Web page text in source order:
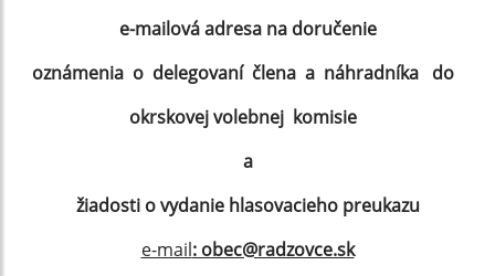
e-mailová adresa na doručenie
oznámenia o delegovaní člena a náhradníka do
okrskovej volebnej komisie
a
žiadosti o vydanie hlasovacieho preukazu
e-mail: obec@radzovce.sk